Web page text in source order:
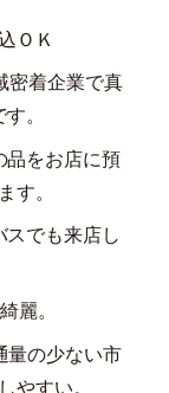
ＯＫ
密着企業で真
。
品をお店に預
す。
スでも来店し
麗。
量の少ない市
やすい。